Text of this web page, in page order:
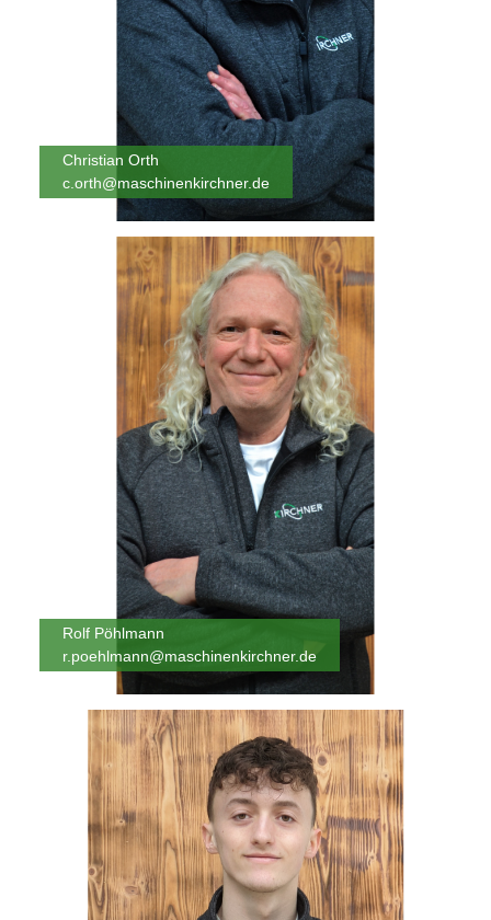
Christian Orth
c.orth@maschinenkirchner.de
Rolf Pöhlmann
r.poehlmann@maschinenkirchner.de